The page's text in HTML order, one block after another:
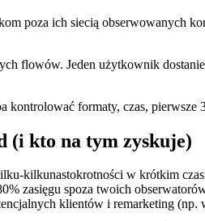
poza ich siecią obserwowanych
flowów. Jeden użytkownik
formaty, czas,
(i kto na tym zyskuje)
kilkunastokrotności w krótkim
zasięgu spoza twoich
klientów i remarketing (np.